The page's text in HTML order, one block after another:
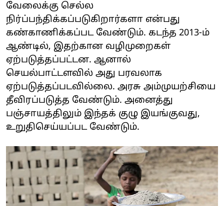
வேலைக்கு செல்ல
நிர்ப்பந்திக்கப்படுகிறார்களா என்பது
கண்காணிக்கப்பட வேண்டும். கடந்த 2013-ம்
ஆண்டில், இதற்கான வழிமுறைகள்
ஏற்படுத்தப்பட்டன. ஆனால்
செயல்பாட்டளவில் அது பரவலாக
ஏற்படுத்தப்படவில்லை. அரசு அம்முயற்சியை
தீவிரப்படுத்த வேண்டும். அனைத்து
பஞ்சாயத்திலும் இந்தக் குழு இயங்குவது,
உறுதிசெய்யப்பட வேண்டும்.